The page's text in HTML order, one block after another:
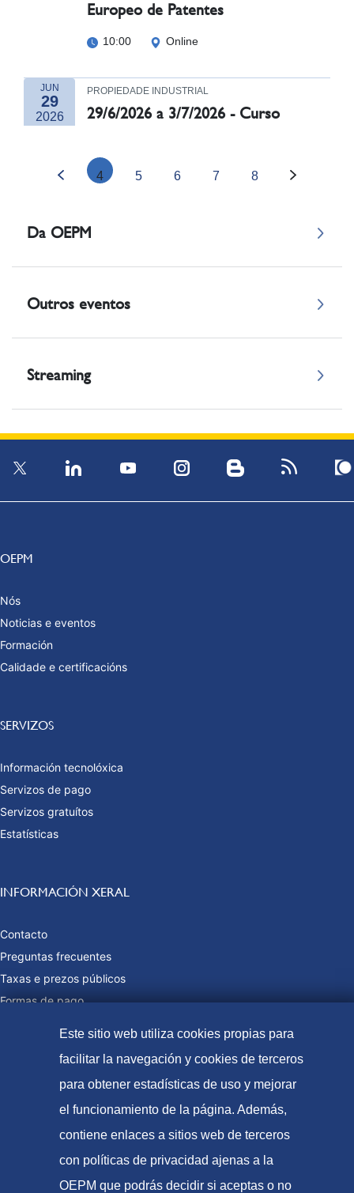
Europeo de Patentes
10:00 Online
JUN
29
2026
PROPIEDADE INDUSTRIAL
29/6/2026 a 3/7/2026 - Curso
Sector de la Moda
0:00
4 5 6 7 8
Da OEPM
Outros eventos
Streaming
OEPM
Nós
Noticias e eventos
Formación
Calidade e certificacións
SERVIZOS
Información tecnolóxica
Servizos de pago
Servizos gratuítos
Estatísticas
INFORMACIÓN XERAL
Contacto
Preguntas frecuentes
Taxas e prezos públicos
Formas de pago
© Oficina Española de Patentes e Marcas, 2021
Accesibilidade
Política de Cookies
Este sitio web utiliza cookies propias para
facilitar la navegación y cookies de terceros
para obtener estadísticas de uso y mejorar
el funcionamiento de la página. Además,
contiene enlaces a sitios web de terceros
con políticas de privacidad ajenas a la
OEPM que podrás decidir si aceptas o no